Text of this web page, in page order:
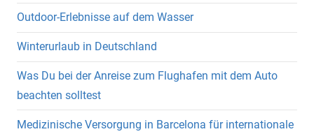
Outdoor-Erlebnisse auf dem Wasser
Winterurlaub in Deutschland
Was Du bei der Anreise zum Flughafen mit dem Auto
beachten solltest
Medizinische Versorgung in Barcelona für internationale